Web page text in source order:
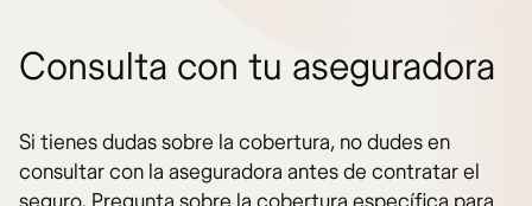
Consulta con tu aseguradora
Si tienes dudas sobre la cobertura, no dudes en
consultar con la aseguradora antes de contratar el